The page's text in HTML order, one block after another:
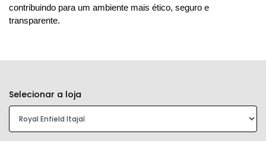
contribuindo para um ambiente mais ético, seguro e
transparente.
Selecionar a loja